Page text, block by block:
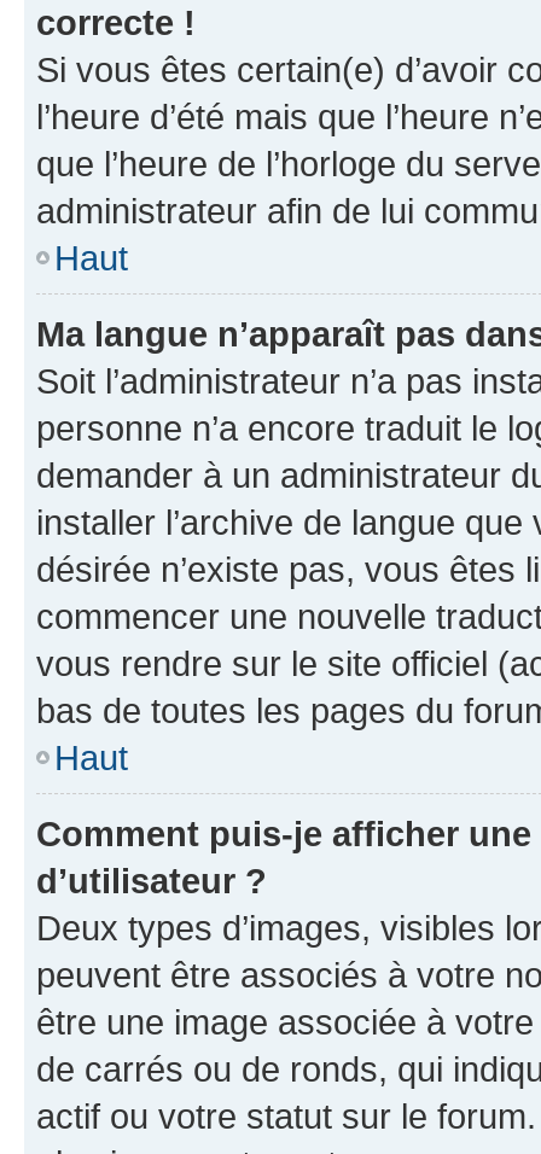
correcte !
Si vous êtes certain(e) d’avoir
l’heure d’été mais que l’heure
que l’heure de l’horloge du
administrateur afin de lui
Haut
Ma langue n’apparaît pas
Soit l’administrateur n’a pas
personne n’a encore traduit le
demander à un administrateur
installer l’archive de langue
désirée n’existe pas, vous êtes
commencer une nouvelle
vous rendre sur le site officiel
bas de toutes les pages du
Haut
Comment puis-je afficher
d’utilisateur ?
Deux types d’images, visibles
peuvent être associés à votre
être une image associée à
de carrés ou de ronds, qui
actif ou votre statut sur le